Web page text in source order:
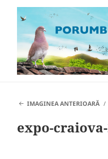
IMAGINEA ANTERIOARĂ
expo-